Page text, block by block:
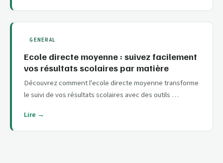
GENERAL
Ecole directe moyenne : suivez facilement
vos résultats scolaires par matière
Découvrez comment l'ecole directe moyenne transforme
le suivi de vos résultats scolaires avec des outils …
Lire →